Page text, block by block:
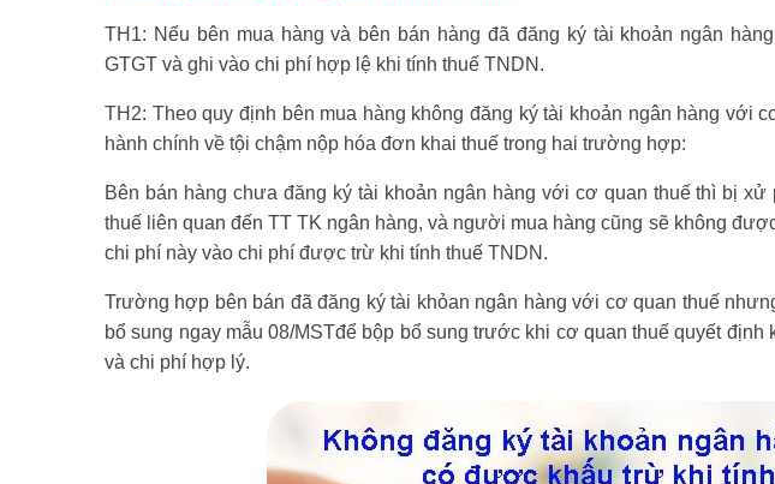
TH1: Nếu bên mua hàng và bên bán hàng đã đăng ký tài khoản ngân
GTGT và ghi vào chi phí hợp lệ khi tính thuế TNDN.
TH2: Theo quy định bên mua hàng không đăng ký tài khoản ngân hàng với
hành chính về tội chậm nộp hóa đơn khai thuế trong hai trường hợp:
Bên bán hàng chưa đăng ký tài khoản ngân hàng với cơ quan thuế thì bị
thuế liên quan đến TT TK ngân hàng, và người mua hàng cũng sẽ không
chi phí này vào chi phí được trừ khi tính thuế TNDN.
Trường hợp bên bán đã đăng ký tài khỏan ngân hàng với cơ quan thuế
bổ sung ngay mẫu 08/MSTđể bộp bổ sung trước khi cơ quan thuế quyết định
và chi phí hợp lý.